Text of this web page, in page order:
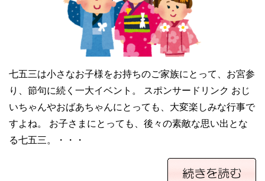
七五三は小さなお子様をお持ちのご家族にとって、お宮参
り、節句に続く一大イベント。 スポンサードリンク おじ
いちゃんやおばあちゃんにとっても、大変楽しみな行事で
すよね。 お子さまにとっても、後々の素敵な思い出とな
る七五三。・・・